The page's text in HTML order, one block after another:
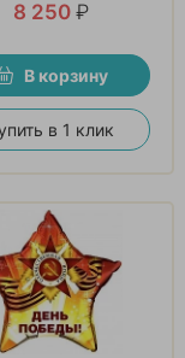
8 250 ₽
В корзину
в 1 клик